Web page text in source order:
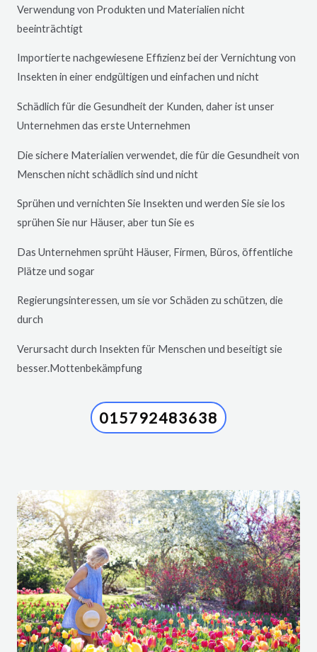
Verwendung von Produkten und Materialien nicht
beeinträchtigt
Importierte nachgewiesene Effizienz bei der Vernichtung von
Insekten in einer endgültigen und einfachen und nicht
Schädlich für die Gesundheit der Kunden, daher ist unser
Unternehmen das erste Unternehmen
Die sichere Materialien verwendet, die für die Gesundheit von
Menschen nicht schädlich sind und nicht
Sprühen und vernichten Sie Insekten und werden Sie sie los
sprühen Sie nur Häuser, aber tun Sie es
Das Unternehmen sprüht Häuser, Firmen, Büros, öffentliche
Plätze und sogar
Regierungsinteressen, um sie vor Schäden zu schützen, die
durch
Verursacht durch Insekten für Menschen und beseitigt sie
besser.Mottenbekämpfung
015792483638